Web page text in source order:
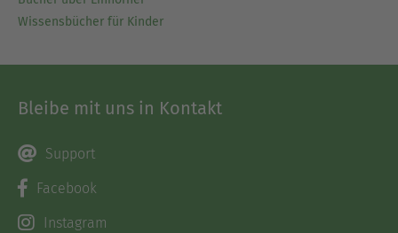
Wissensbücher für Kinder
Bleibe mit uns in Kontakt
Support
Facebook
Instagram